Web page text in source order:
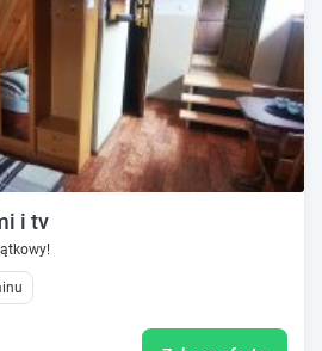
i tv